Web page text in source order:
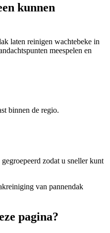
kunnen
laten reinigen wachtebeke in
meespelen en
binnen de regio.
zodat u sneller kunt
van pannendak
pagina?